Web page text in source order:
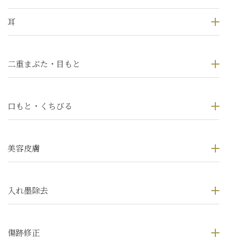
耳
二重まぶた・目もと
口もと・くちびる
美容皮膚
入れ墨除去
傷跡修正